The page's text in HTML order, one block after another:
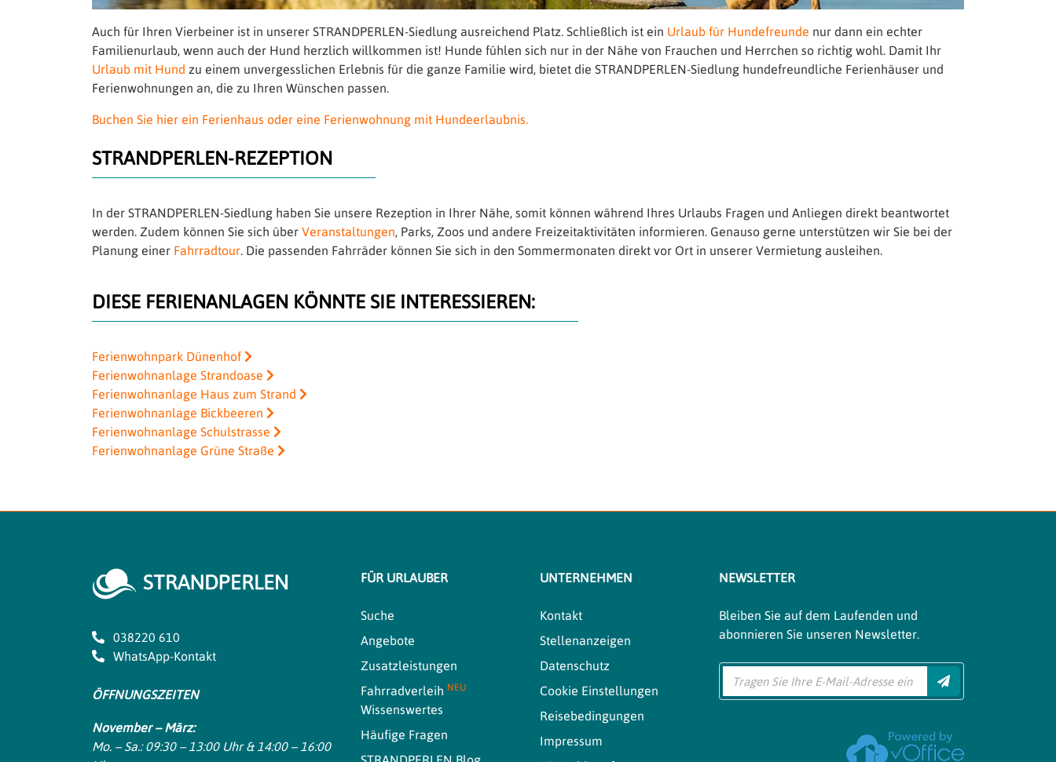
Auch für Ihren Vierbeiner ist in unserer STRANDPERLEN-Siedlung ausreichend Platz. Schließlich ist ein Urlaub für Hundefreunde nur dann ein echter
Familienurlaub, wenn auch der Hund herzlich willkommen ist! Hunde fühlen sich nur in der Nähe von Frauchen und Herrchen so richtig wohl. Damit Ihr
Urlaub mit Hund zu einem unvergesslichen Erlebnis für die ganze Familie wird, bietet die STRANDPERLEN-Siedlung hundefreundliche Ferienhäuser und
Ferienwohnungen an, die zu Ihren Wünschen passen.
Buchen Sie hier ein Ferienhaus oder eine Ferienwohnung mit Hundeerlaubnis.
STRANDPERLEN-REZEPTION
In der STRANDPERLEN-Siedlung haben Sie unsere Rezeption in Ihrer Nähe, somit können während Ihres Urlaubs Fragen und Anliegen direkt beantwortet
werden. Zudem können Sie sich über Veranstaltungen, Parks, Zoos und andere Freizeitaktivitäten informieren. Genauso gerne unterstützen wir Sie bei der
Planung einer Fahrradtour. Die passenden Fahrräder können Sie sich in den Sommermonaten direkt vor Ort in unserer Vermietung ausleihen.
DIESE FERIENANLAGEN KÖNNTE SIE INTERESSIEREN:
Ferienwohnpark Dünenhof
Ferienwohnanlage Strandoase
Ferienwohnanlage Haus zum Strand
Ferienwohnanlage Bickbeeren
Ferienwohnanlage Schulstrasse
Ferienwohnanlage Grüne Straße
038220 610
WhatsApp-Kontakt
ÖFFNUNGSZEITEN
November – März:
Mo. – Sa.: 09:30 – 13:00 Uhr & 14:00 – 16:00
FÜR URLAUBER
Suche
Angebote
Zusatzleistungen
Fahrradverleih NEU
Wissenswertes
Häufige Fragen
UNTERNEHMEN
Kontakt
Stellenanzeigen
Datenschutz
Cookie Einstellungen
Reisebedingungen
Impressum
NEWSLETTER
Bleiben Sie auf dem Laufenden und
abonnieren Sie unseren Newsletter.
Einreichen